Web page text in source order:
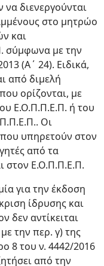
να διενεργούνται
στο μητρώο
και
σύμφωνα με την
(Α΄ 24). Ειδικά,
από διμελή
ορίζονται, με
Ε.Ο.Π.Π.Ε.Π. ή του
Οι
που υπηρετούν στον
από τα
στον Ε.Ο.Π.Π.Ε.Π.
για την έκδοση
ίδρυσης και
δεν αντίκειται
την περ. γ) της
8 του ν. 4442/2016
από την